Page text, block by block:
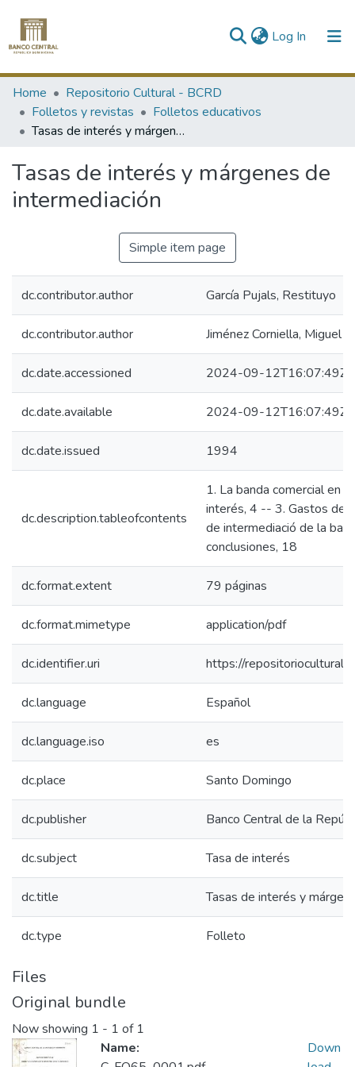
Log In (current)
Communities & Collections
All of DSpace
Home
Repositorio Cultural - BCRD
Folletos y revistas
Folletos educativos
Tasas de interés y márgenes de intermediación
Tasas de interés y márgenes de
intermediación
Simple item page
dc.contributor.author García Pujals, Restituyo
dc.contributor.author Jiménez Corniella, Miguel
dc.date.accessioned 2024-09-12T16:07:49Z
dc.date.available 2024-09-12T16:07:49Z
dc.date.issued 1994
dc.description.tableofcontents
1. La banda comercial en
interés, 4 -- 3. Gastos de
de intermediació de la
conclusiones, 18
dc.format.extent 79 páginas
dc.format.mimetype application/pdf
dc.identifier.uri https://
dc.language Español
dc.language.iso es
dc.place Santo Domingo
dc.publisher Banco Central de la
dc.subject Tasa de interés
dc.title Tasas de interés y
dc.type Folleto
Files
Original bundle
Now showing 1 - 1 of 1
Name:
Down